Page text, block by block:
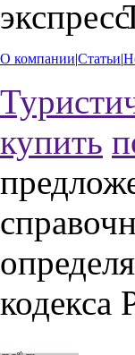
О компании|Статьи|
купить
кодекса